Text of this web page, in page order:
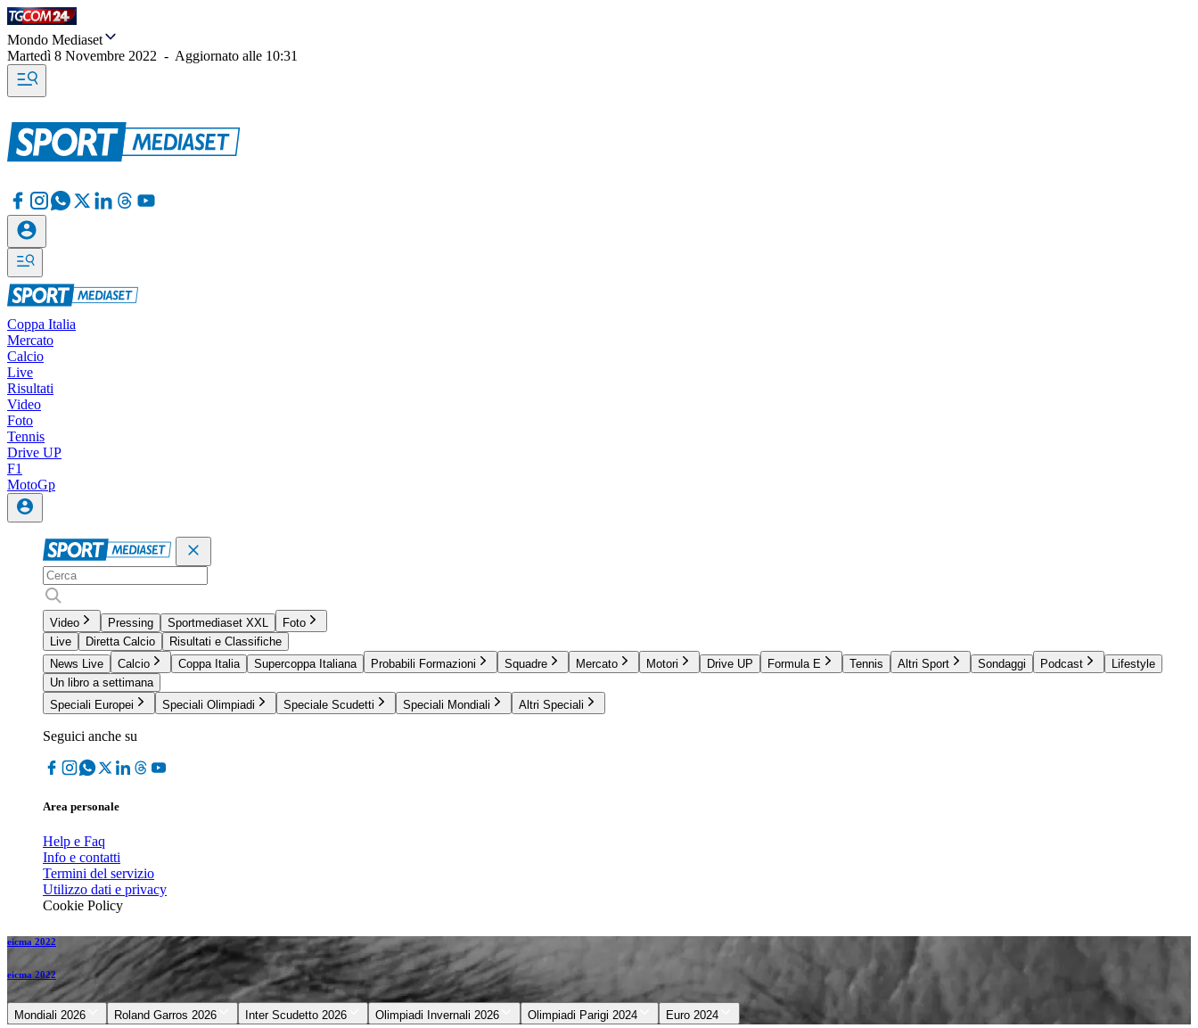
Mondo Mediaset
Martedì 8 Novembre 2022 - Aggiornato alle 10:31
Coppa Italia
Mercato
Calcio
Live
Risultati
Video
Foto
Tennis
Drive UP
F1
MotoGp
Video Pressing Sportmediaset XXL
Foto
Live
Diretta Calcio
Risultati e Classifiche
News Live
Calcio Coppa Italia Supercoppa Italiana Probabili Formazioni Squadre Mercato Motori Drive UP Formula E Tennis Altri Sport Sondaggi Podcast
Lifestyle
Un libro a settimana
Speciali Europei
Speciali Olimpiadi Speciale Scudetti Speciali Mondiali Altri Speciali
Seguici anche su
Area personale
Help e Faq
Info e contatti
Termini del servizio
Utilizzo dati e privacy
Cookie Policy
eicma 2022
eicma 2022
Mondiali 2026 Roland Garros 2026 Inter Scudetto 2026 Olimpiadi Invernali 2026 Olimpiadi Parigi 2024 Euro 2024